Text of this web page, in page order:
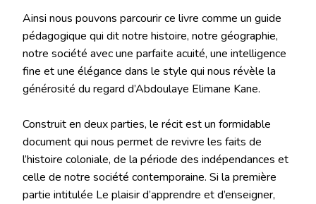
Ainsi nous pouvons parcourir ce livre comme un guide
pédagogique qui dit notre histoire, notre géographie,
notre société avec une parfaite acuité, une intelligence
fine et une élégance dans le style qui nous révèle la
générosité du regard d’Abdoulaye Elimane Kane.
Construit en deux parties, le récit est un formidable
document qui nous permet de revivre les faits de
l’histoire coloniale, de la période des indépendances et
celle de notre société contemporaine. Si la première
partie intitulée Le plaisir d’apprendre et d’enseigner,